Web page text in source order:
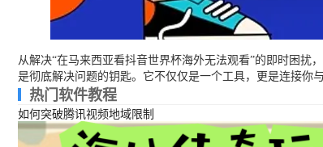
从解决“在马来西亚看抖音世界杯海外无法观看”的即时困扰
是彻底解决问题的钥匙。它不仅仅是一个工具，更是连接你
热门软件教程
如何突破腾讯视频地域限制